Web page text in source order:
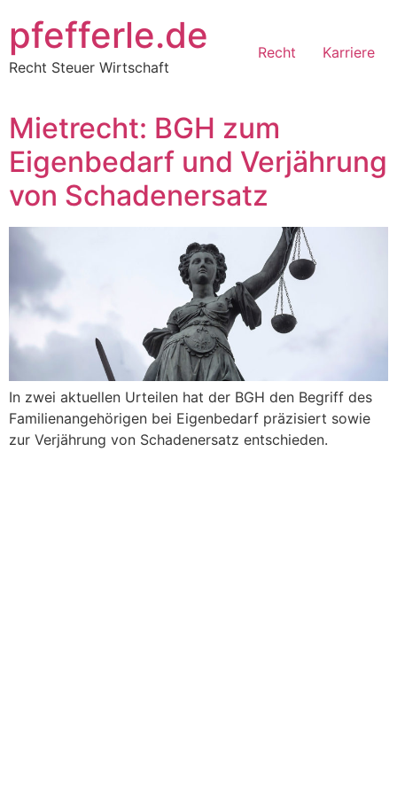
Inhalt
springen
pfefferle.de
Recht Steuer Wirtschaft
Recht Karriere
Mietrecht: BGH zum
Eigenbedarf und Verjährung
von Schadenersatz
In zwei aktuellen Urteilen hat der BGH den Begriff des
Familienangehörigen bei Eigenbedarf präzisiert sowie
zur Verjährung von Schadenersatz entschieden.